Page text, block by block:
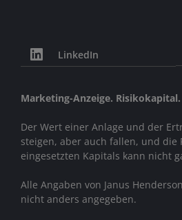
LinkedIn
Marketing-Anzeige. Risikokapital.
Der Wert einer Anlage und der
steigen, aber auch fallen, und die
eingesetzten Kapitals kann nicht
Alle Angaben von Janus
nicht anders angegeben.